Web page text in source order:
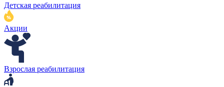
Детская реабилитация
Акции
Взрослая реабилитация